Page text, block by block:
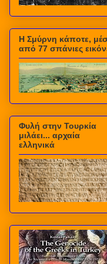
Η Σμύρνη κάποτε,
από 77 σπάνιες
Φυλή στην Τουρκία
μιλάει... αρχαία
ελληνικά